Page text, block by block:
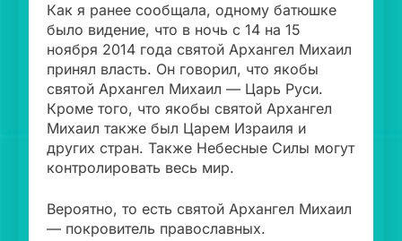
Как я ранее сообщала, одному батюшке
было видение, что в ночь с 14 на 15
ноября 2014 года святой Архангел Михаил
принял власть. Он говорил, что якобы
святой Архангел Михаил — Царь Руси.
Кроме того, что якобы святой Архангел
Михаил также был Царем Израиля и
других стран. Также Небесные Силы могут
контролировать весь мир.
Вероятно, то есть святой Архангел Михаил
— покровитель православных.